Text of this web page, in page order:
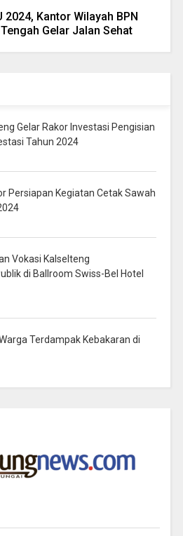
2024, Kantor Wilayah BPN
Gelar Jalan Sehat
Gelar Rakor Investasi Pengisian
Tahun 2024
Persiapan Kegiatan Cetak Sawah
Vokasi Kalselteng
di Ballroom Swiss-Bel Hotel
Terdampak Kebakaran di